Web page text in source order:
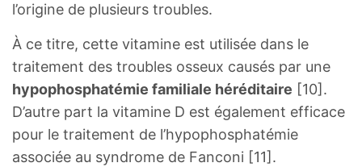
l’origine de plusieurs troubles.
À ce titre, cette vitamine est utilisée dans le
traitement des troubles osseux causés par une
hypophosphatémie familiale héréditaire [10].
D’autre part la vitamine D est également efficace
pour le traitement de l’hypophosphatémie
associée au syndrome de Fanconi [11].